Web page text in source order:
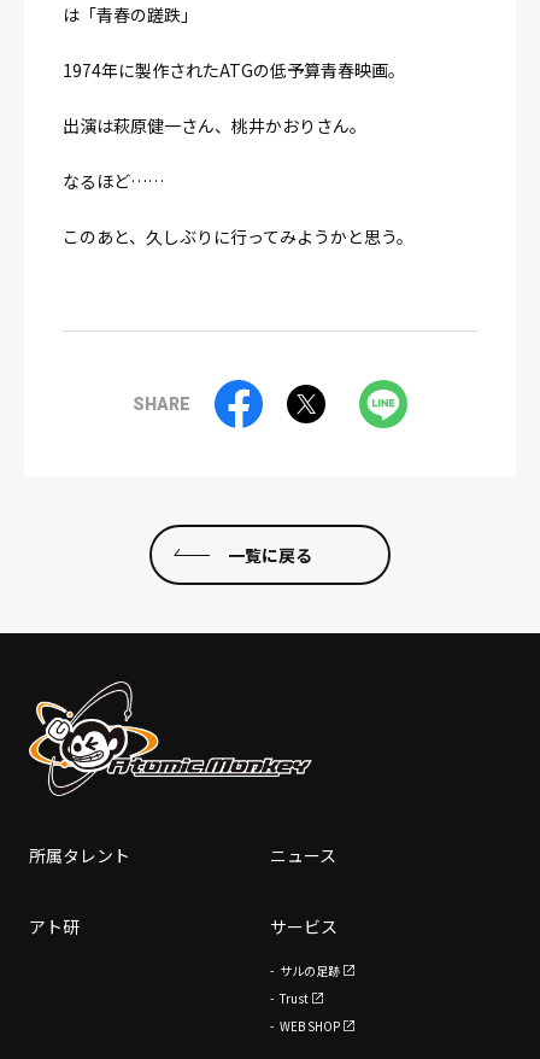
は「青春の蹉跌」
1974年に製作されたATGの低予算青春映画。
出演は萩原健一さん、桃井かおりさん。
なるほど……
このあと、久しぶりに行ってみようかと思う。
SHARE
一覧に戻る
所属タレント ニュース
アト研 サービス
サルの足跡
Trust
WEB SHOP